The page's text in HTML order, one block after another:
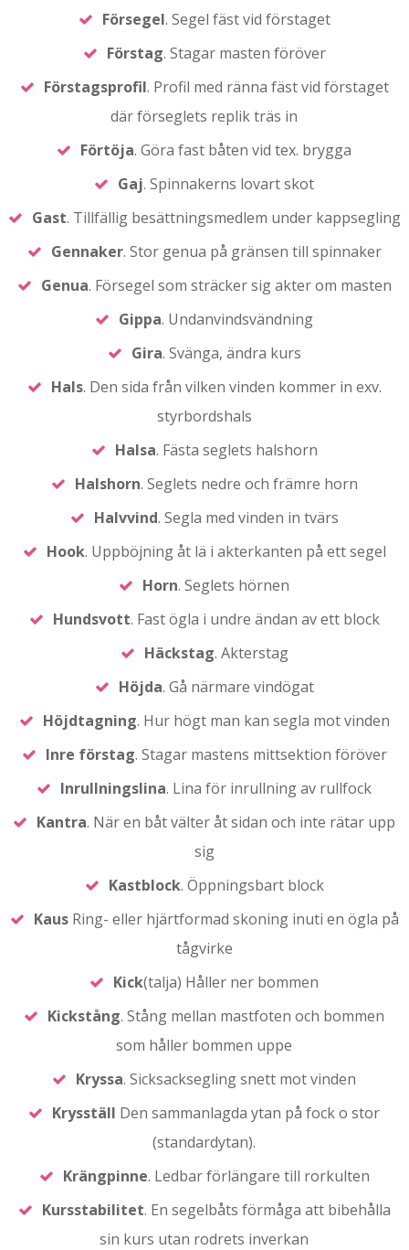
Försegel. Segel fäst vid förstaget
Förstag. Stagar masten föröver
Förstagsprofil. Profil med ränna fäst vid förstaget
där förseglets replik träs in
Förtöja. Göra fast båten vid tex. brygga
Gaj. Spinnakerns lovart skot
Gast. Tillfällig besättningsmedlem under kappsegling
Gennaker. Stor genua på gränsen till spinnaker
Genua. Försegel som sträcker sig akter om masten
Gippa. Undanvindsvändning
Gira. Svänga, ändra kurs
Hals. Den sida från vilken vinden kommer in exv.
styrbordshals
Halsa. Fästa seglets halshorn
Halshorn. Seglets nedre och främre horn
Halvvind. Segla med vinden in tvärs
Hook. Uppböjning åt lä i akterkanten på ett segel
Horn. Seglets hörnen
Hundsvott. Fast ögla i undre ändan av ett block
Häckstag. Akterstag
Höjda. Gå närmare vindögat
Höjdtagning. Hur högt man kan segla mot vinden
Inre förstag. Stagar mastens mittsektion föröver
Inrullningslina. Lina för inrullning av rullfock
Kantra. När en båt välter åt sidan och inte rätar upp
sig
Kastblock. Öppningsbart block
KausRing- eller hjärtformad skoning inuti en ögla på
tågvirke
Kick(talja) Håller ner bommen
Kickstång. Stång mellan mastfoten och bommen
som håller bommen uppe
Kryssa. Sicksacksegling snett mot vinden
Krysställ Den sammanlagda ytan på fock o stor
(standardytan).
Krängpinne. Ledbar förlängare till rorkulten
Kursstabilitet. En segelbåts förmåga att bibehålla
sin kurs utan rodrets inverkan